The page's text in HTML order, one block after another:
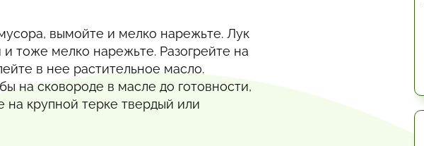
вымойте и мелко нарежьте. Лук
и тоже мелко нарежьте. Разогрейте на
в нее растительное масло.
на сковороде в масле до готовности,
на крупной терке твердый или